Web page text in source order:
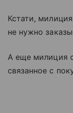
Кстати,
не нужно
А еще милиция
связанное с